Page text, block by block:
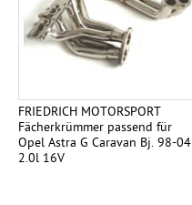
FRIEDRICH MOTORSPORT
Fächerkrümmer passend für
Opel Astra G Caravan Bj. 98-04
2.0l 16V